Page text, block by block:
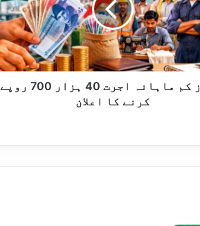
کم از کم ماہانہ اجرت 40 ہزار 700 روپے
کرنے کا اعلان